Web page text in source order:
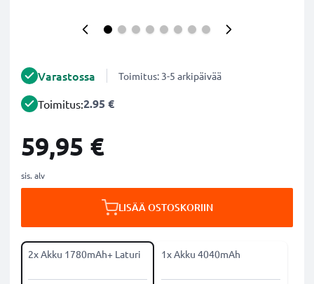
Varastossa Toimitus: 3-5 arkipäivää
Toimitus:2.95 €
59,95 €
sis. alv
LISÄÄ OSTOSKORIIN
2x Akku 1780mAh+ Laturi 1x Akku 4040mAh